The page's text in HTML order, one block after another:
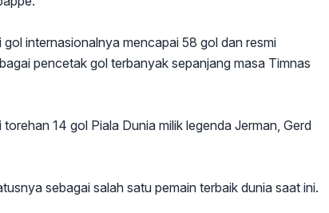
internasionalnya mencapai 58 gol dan resmi
pencetak gol terbanyak sepanjang masa Timnas
14 gol Piala Dunia milik legenda Jerman, Gerd
sebagai salah satu pemain terbaik dunia saat ini.